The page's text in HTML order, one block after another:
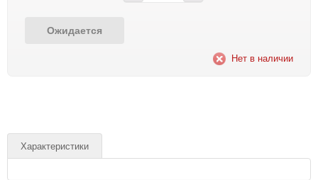
Ожидается
Нет в наличии
Характеристики